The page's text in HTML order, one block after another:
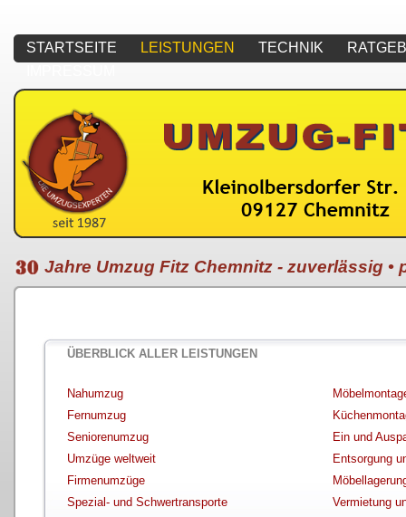
STARTSEITE LEISTUNGEN TECHNIK
Jahre Umzug Fitz Chemnitz - zuverlässig •
ÜBERBLICK ALLER LEISTUNGEN
Nahumzug
Fernumzug
Seniorenumzug
Ein und
Umzüge weltweit
Entsorgung
Firmenumzüge
Spezial- und Schwertransporte
Vermietung